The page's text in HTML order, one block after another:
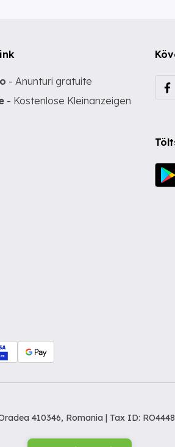
- Anunturi gratuite
- Kostenlose Kleinanzeigen
410346, Romania | Tax ID: